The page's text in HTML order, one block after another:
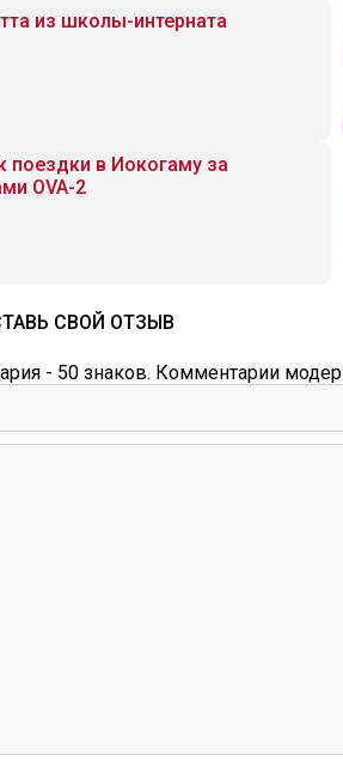
из школы-интерната
поездки в Иокогаму за
OVA-2
СВОЙ ОТЗЫВ
- 50 знаков. Комментарии